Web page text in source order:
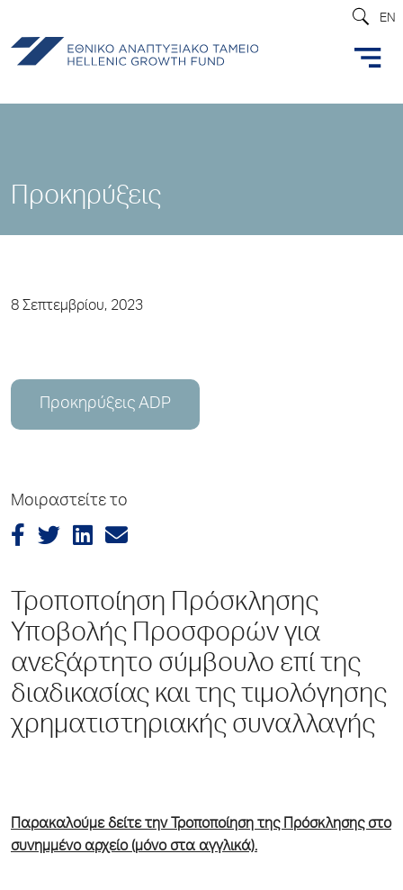
EN
Προκηρύξεις
8 Σεπτεμβρίου, 2023
Προκηρύξεις ADP
Μοιραστείτε το
Τροποποίηση Πρόσκλησης
Υποβολής Προσφορών για
ανεξάρτητο σύμβουλο επί της
διαδικασίας και της τιμολόγησης
χρηματιστηριακής συναλλαγής
Παρακαλούμε δείτε την Τροποποίηση της Πρόσκλησης στο
συνημμένο αρχείο (μόνο στα αγγλικά).